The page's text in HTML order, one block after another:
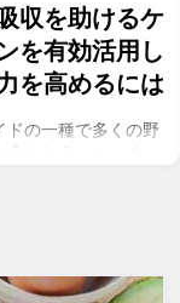
収を助けるケ
を有効活用し
を高めるには
ドの一種で多くの野
含まれるケルセチ
セチンが、血中コレ